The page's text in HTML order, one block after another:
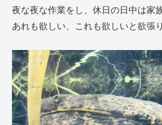
夜な夜な作業をし、休日の日中は家
あれも欲しい、これも欲しいと欲張